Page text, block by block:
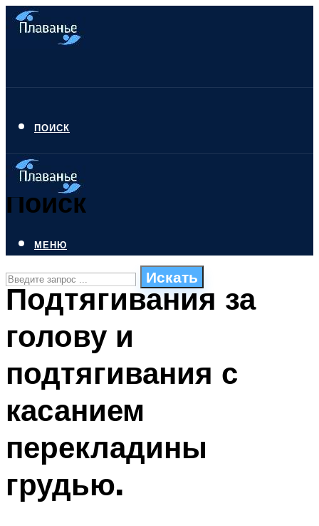
ПОИСК
Поиск
Искать
СТИЛИ ПЛАВАНЬЯ
ПЛАВАНЬЕ ДЛЯ ДЕТЕЙ
БАССЕЙН ДЛЯ ДОМА
МЕНЮ
МЕНЮ
Подтягивания за
голову и
подтягивания с
касанием
перекладины
грудью.